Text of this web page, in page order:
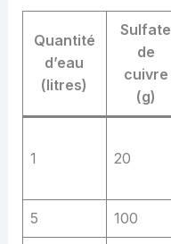
Quantité
d’eau
(litres)
Sulfate
de
cuivre
(g)
1 20
5 100